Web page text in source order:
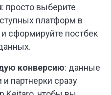
: просто выберите
платформ в
сформируйте постбек
конверсию: данные
партнерки сразу